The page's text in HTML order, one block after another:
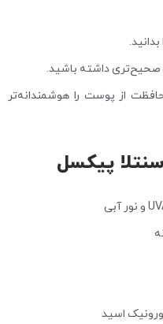
داشته باشید.
از پوست را هوشمندانه‌تر
پیکسل
اسید